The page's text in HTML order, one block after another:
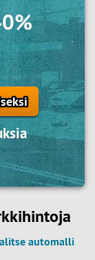
automalli